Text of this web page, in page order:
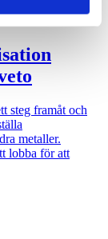
steg framåt och
metaller.
lobba för att